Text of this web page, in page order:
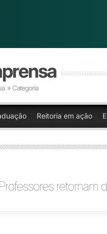
» Categoria
Reitoria em ação
Professores retornam